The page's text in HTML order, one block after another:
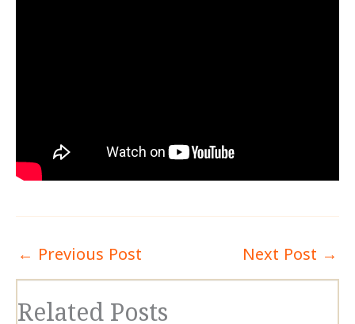
← Previous Post Next Post →
Related Posts